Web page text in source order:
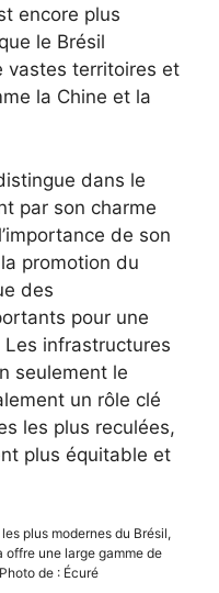
encore plus
le Brésil
vastes territoires et
la Chine et la
dans le
par son charme
de son
promotion du
des
pour une
infrastructures
seulement le
un rôle clé
les plus reculées,
plus équitable et
plus modernes du Brésil,
offre une large gamme de
de : Écuré